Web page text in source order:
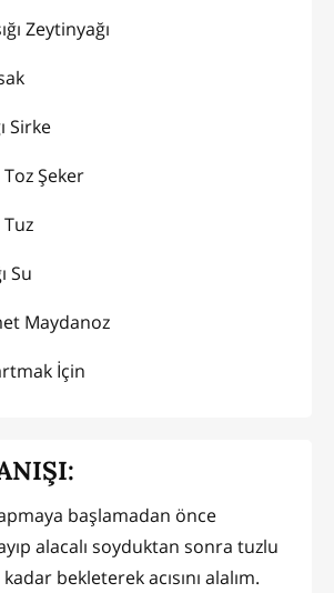
Zeytinyağı
Sirke
Toz Şeker
Tuz
Su
Maydanoz
Kızartmak İçin
başlamadan önce
alacalı soyduktan sonra tuzlu
bekleterek acısını alalım.